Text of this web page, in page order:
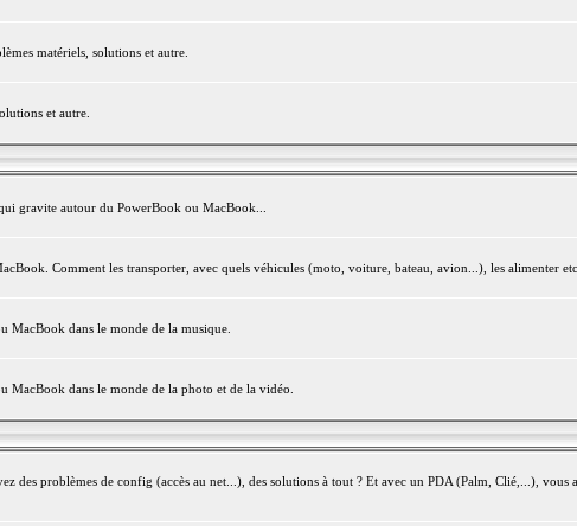
matériels, solutions et autre.
et autre.
gravite autour du PowerBook ou MacBook...
Comment les transporter, avec quels véhicules (moto, voiture, bateau, avion...), les alimenter
MacBook dans le monde de la musique.
MacBook dans le monde de la photo et de la vidéo.
des problèmes de config (accès au net...), des solutions à tout ? Et avec un PDA (Palm, Clié,...), vous